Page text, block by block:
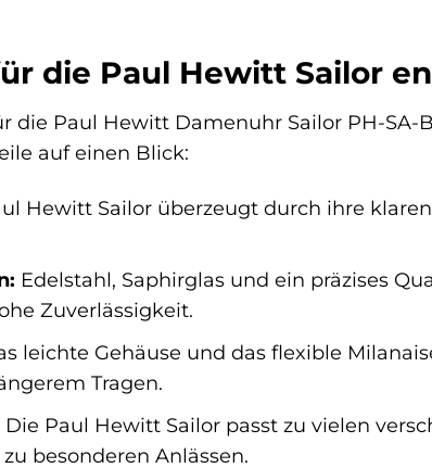
die Paul Hewitt Sailor
die Paul Hewitt Damenuhr Sailor PH-SA-
auf einen Blick:
Hewitt Sailor überzeugt durch ihre
Edelstahl, Saphirglas und ein präzises
Zuverlässigkeit.
leichte Gehäuse und das flexible
Tragen.
Die Paul Hewitt Sailor passt zu vielen
besonderen Anlässen.